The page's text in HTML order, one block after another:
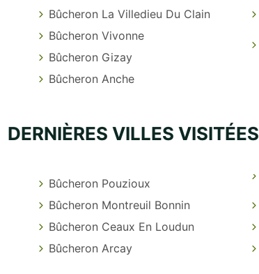
Bûcheron La Villedieu Du Clain
Bûcheron Vivonne
Bûcheron Gizay
Bûcheron Anche
DERNIÈRES VILLES VISITÉES
Bûcheron Pouzioux
Bûcheron Montreuil Bonnin
Bûcheron Ceaux En Loudun
Bûcheron Arcay